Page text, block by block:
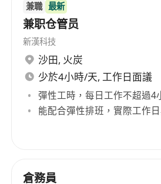
兼職 最新
兼职仓管员
新漢科技
沙田, 火炭
少於4小時/天, 工作日面議
彈性工時，每日工作不超過4
能配合彈性排班，實際工作
倉務員